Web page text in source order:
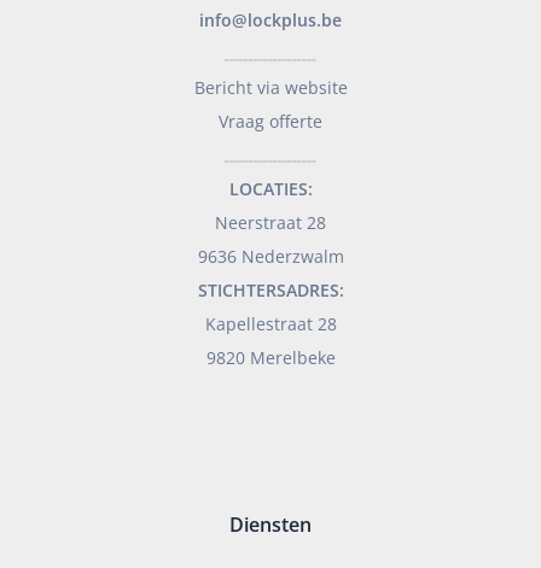
info@lockplus.be
Bericht via website
Vraag offerte
LOCATIES:
Neerstraat 28
9636 Nederzwalm
STICHTERSADRES:
Kapellestraat 28
9820 Merelbeke
Diensten